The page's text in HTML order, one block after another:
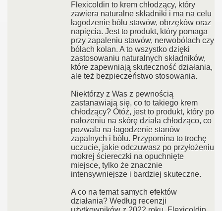
Flexicoldin to krem chłodzący, który
zawiera naturalne składniki i ma na celu
łagodzenie bólu stawów, obrzęków oraz
napięcia. Jest to produkt, który pomaga
przy zapaleniu stawów, nerwobólach czy
bólach kolan. A to wszystko dzięki
zastosowaniu naturalnych składników,
które zapewniają skuteczność działania,
ale też bezpieczeństwo stosowania.
Niektórzy z Was z pewnością
zastanawiają się, co to takiego krem
chłodzący? Otóż, jest to produkt, który po
nałożeniu na skórę działa chłodząco, co
pozwala na łagodzenie stanów
zapalnych i bólu. Przypomina to trochę
uczucie, jakie odczuwasz po przyłożeniu
mokrej ściereczki na opuchnięte
miejsce, tylko że znacznie
intensywniejsze i bardziej skuteczne.
A co na temat samych efektów
działania? Według recenzji